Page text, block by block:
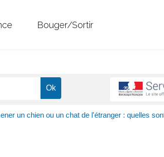
Bouger/Sortir
un chien ou un chat de l'étranger : quelles